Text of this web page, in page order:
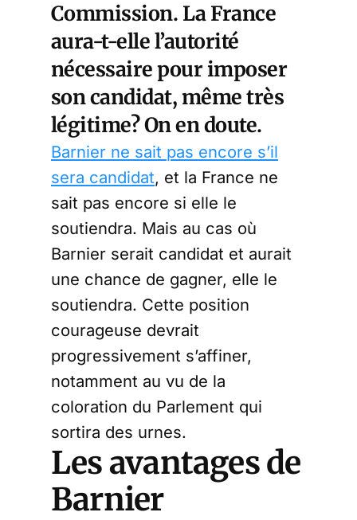
Commission. La France
aura-t-elle l’autorité
nécessaire pour imposer
son candidat, même très
légitime? On en doute.
Barnier ne sait pas encore s’il
sera candidat, et la France ne
sait pas encore si elle le
soutiendra. Mais au cas où
Barnier serait candidat et aurait
une chance de gagner, elle le
soutiendra. Cette position
courageuse devrait
progressivement s’affiner,
notamment au vu de la
coloration du Parlement qui
sortira des urnes.
Les avantages de
Barnier